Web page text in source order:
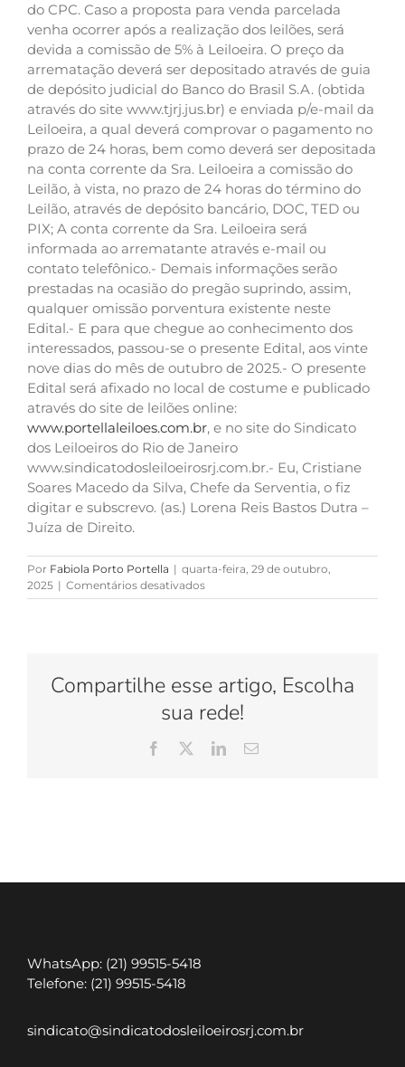
do CPC. Caso a proposta para venda parcelada
venha ocorrer após a realização dos leilões, será
devida a comissão de 5% à Leiloeira. O preço da
arrematação deverá ser depositado através de guia
de depósito judicial do Banco do Brasil S.A. (obtida
através do site www.tjrj.jus.br) e enviada p/e-mail da
Leiloeira, a qual deverá comprovar o pagamento no
prazo de 24 horas, bem como deverá ser depositada
na conta corrente da Sra. Leiloeira a comissão do
Leilão, à vista, no prazo de 24 horas do término do
Leilão, através de depósito bancário, DOC, TED ou
PIX; A conta corrente da Sra. Leiloeira será
informada ao arrematante através e-mail ou
contato telefônico.- Demais informações serão
prestadas na ocasião do pregão suprindo, assim,
qualquer omissão porventura existente neste
Edital.- E para que chegue ao conhecimento dos
interessados, passou-se o presente Edital, aos vinte
nove dias do mês de outubro de 2025.- O presente
Edital será afixado no local de costume e publicado
através do site de leilões online:
www.portellaleiloes.com.br, e no site do Sindicato
dos Leiloeiros do Rio de Janeiro
www.sindicatodosleiloeirosrj.com.br.- Eu, Cristiane
Soares Macedo da Silva, Chefe da Serventia, o fiz
digitar e subscrevo. (as.) Lorena Reis Bastos Dutra –
Juíza de Direito.
Por Fabiola Porto Portella | quarta-feira, 29 de outubro,
2025 | Comentários desativadosem
APARTAMENTO
Compartilhe esse artigo, Escolha
sua rede!
Facebook LinkedIn
E-
WhatsApp: (21) 99515-5418
Telefone: (21) 99515-5418
sindicato@sindicatodosleiloeirosrj.com.br